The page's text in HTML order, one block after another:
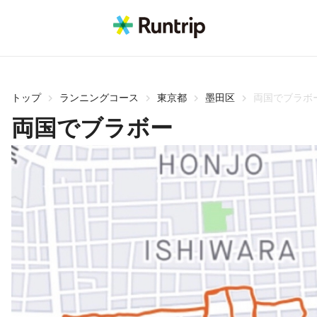
トップ ランニングコース 東京都 墨田区 両国でブラボ
両国でブラボー